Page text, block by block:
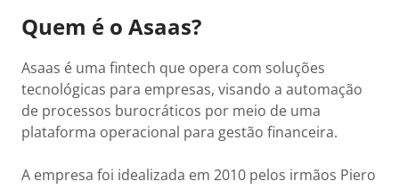
Quem é o Asaas?
Asaas é uma fintech que opera com soluções
tecnológicas para empresas, visando a automação
de processos burocráticos por meio de uma
plataforma operacional para gestão financeira.
A empresa foi idealizada em 2010 pelos irmãos Piero